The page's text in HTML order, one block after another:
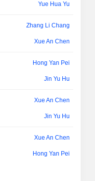
Yue Hua Yu
Zhang Li Chang
Xue An Chen
Hong Yan Pei
Jin Yu Hu
Xue An Chen
Jin Yu Hu
Xue An Chen
Hong Yan Pei